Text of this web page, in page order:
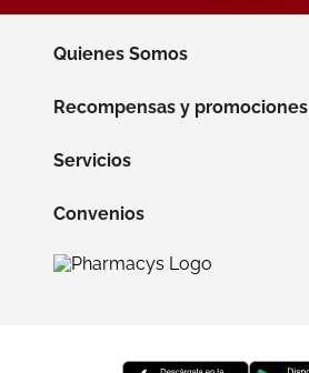
Quienes Somos
Recompensas y promociones
Servicios
Convenios